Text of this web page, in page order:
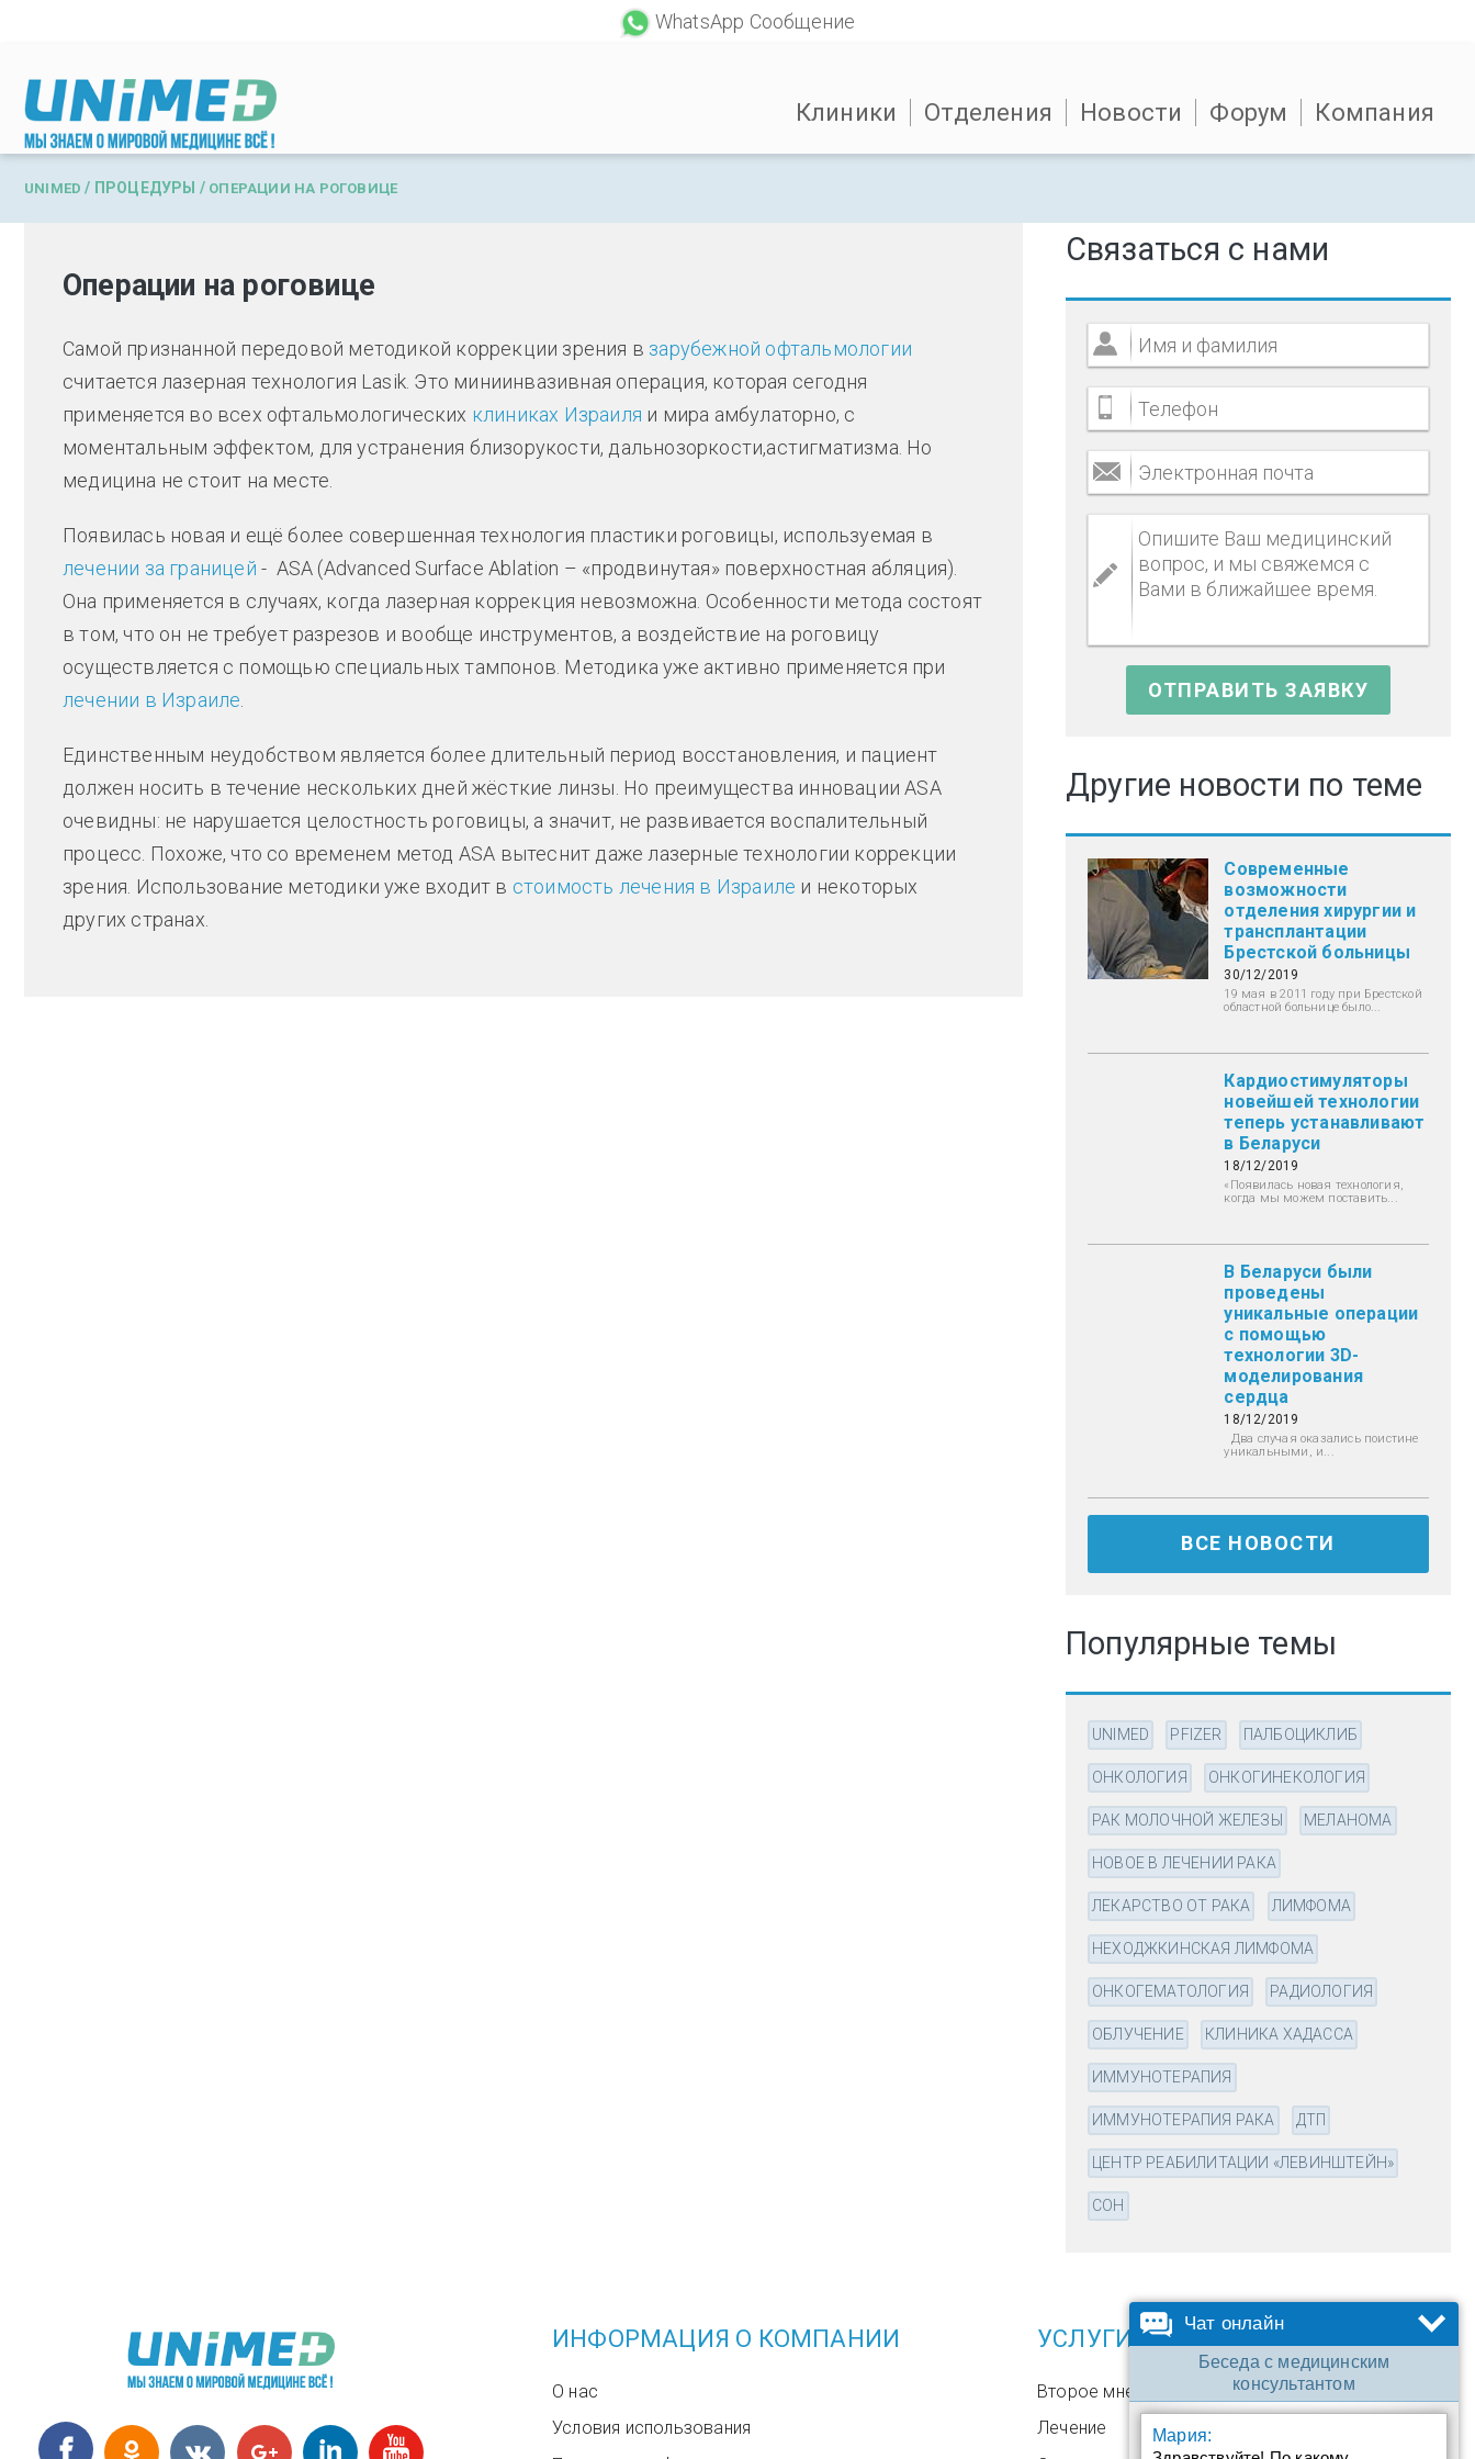
WhatsApp Сообщение
Клиники Отделения Новости Форум Компания
UNIMED / ПРОЦЕДУРЫ / ОПЕРАЦИИ НА РОГОВИЦЕ
Операции на роговице
Самой признанной передовой методикой коррекции зрения в зарубежной офтальмологии
считается лазерная технология Lasik. Это миниинвазивная операция, которая сегодня
применяется во всех офтальмологических клиниках Израиля и мира амбулаторно, с
моментальным эффектом, для устранения близорукости, дальнозоркости,астигматизма. Но
медицина не стоит на месте.
Появилась новая и ещё более совершенная технология пластики роговицы, используемая в
лечении за границей - ASA (Advanced Surface Ablation – «продвинутая» поверхностная абляция).
Она применяется в случаях, когда лазерная коррекция невозможна. Особенности метода состоят
в том, что он не требует разрезов и вообще инструментов, а воздействие на роговицу
осуществляется с помощью специальных тампонов. Методика уже активно применяется при
лечении в Израиле.
Единственным неудобством является более длительный период восстановления, и пациент
должен носить в течение нескольких дней жёсткие линзы. Но преимущества инновации ASA
очевидны: не нарушается целостность роговицы, а значит, не развивается воспалительный
процесс. Похоже, что со временем метод ASA вытеснит даже лазерные технологии коррекции
зрения. Использование методики уже входит в стоимость лечения в Израиле и некоторых
других странах.
Связаться с нами
Другие новости по теме
Современные
возможности
отделения хирургии и
трансплантации
Брестской больницы
30/12/2019
19 мая в 2011 году при Брестской
областной больнице было...
Кардиостимуляторы
новейшей технологии
теперь устанавливают
в Беларуси
18/12/2019
«Появилась новая технология,
когда мы можем поставить...
В Беларуси были
проведены
уникальные операции
с помощью
технологии 3D-
моделирования
сердца
18/12/2019
Два случая оказались поистине
уникальными, и...
ВСЕ НОВОСТИ
Популярные темы
UNIMED PFIZER ПАЛБОЦИКЛИБ
ОНКОЛОГИЯ ОНКОГИНЕКОЛОГИЯ
РАК МОЛОЧНОЙ ЖЕЛЕЗЫ МЕЛАНОМА
НОВОЕ В ЛЕЧЕНИИ РАКА
ЛЕКАРСТВО ОТ РАКА ЛИМФОМА
НЕХОДЖКИНСКАЯ ЛИМФОМА
ОНКОГЕМАТОЛОГИЯ РАДИОЛОГИЯ
ОБЛУЧЕНИЕ КЛИНИКА ХАДАССА
ИММУНОТЕРАПИЯ
ИММУНОТЕРАПИЯ РАКА ДТП
ЦЕНТР РЕАБИЛИТАЦИИ «ЛЕВИНШТЕЙН»
СОН
УСЛУГИ
Второе мнение
Лечение
ИНФОРМАЦИЯ О КОМПАНИИ
О нас
Условия использования
Чат онлайн
Беседа с медицинским
консультантом
Мария: